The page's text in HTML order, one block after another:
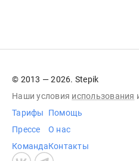
© 2013 — 2026. Stepik
Наши условия использования
Тарифы
Прессе
Команда
Помощь
О нас
Контакты